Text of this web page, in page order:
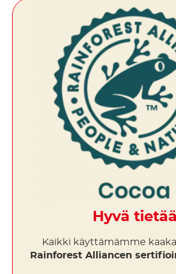
Hyvä tietää
Kaikki käyttämämme
Rainforest Alliancen